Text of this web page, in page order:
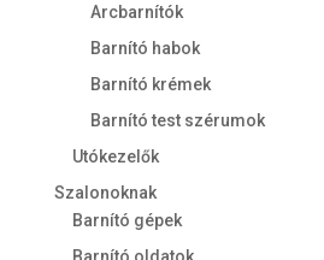
Arcbarnítók
Barnító habok
Barnító krémek
Barnító test szérumok
Utókezelők
Szalonoknak
Barnító gépek
Barnító oldatok